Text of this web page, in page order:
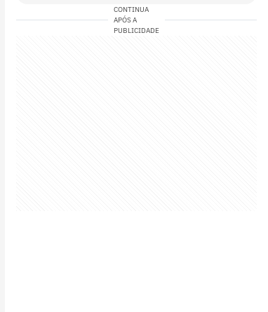
CONTINUA
APÓS A
PUBLICIDADE